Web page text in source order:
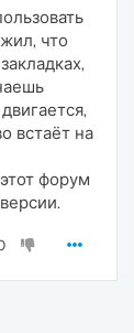
что
встаёт на
форум